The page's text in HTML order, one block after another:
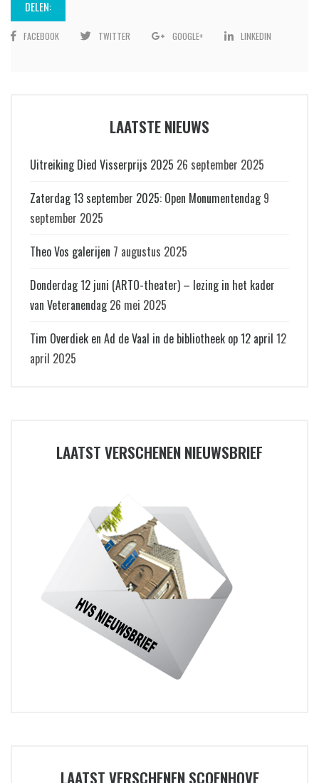
DELEN:
FACEBOOK TWITTER GOOGLE+ LINKEDIN
LAATSTE NIEUWS
Uitreiking Died Visserprijs 2025 26 september 2025
Zaterdag 13 september 2025: Open Monumentendag 9
september 2025
Theo Vos galerijen 7 augustus 2025
Donderdag 12 juni (ARTO-theater) – lezing in het kader
van Veteranendag 26 mei 2025
Tim Overdiek en Ad de Vaal in de bibliotheek op 12 april 12
april 2025
LAATST VERSCHENEN NIEUWSBRIEF
LAATST VERSCHENEN SCOENHOVE